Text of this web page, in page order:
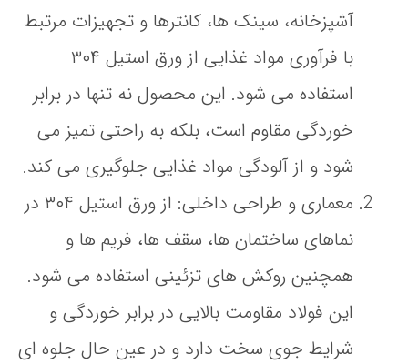
آشپزخانه، سینک‌ ها، کانترها و تجهیزات مرتبط
با فرآوری مواد غذایی از ورق استیل ۳۰۴
استفاده می‌ شود. این محصول نه تنها در برابر
خوردگی مقاوم است، بلکه به راحتی تمیز می‌
شود و از آلودگی مواد غذایی جلوگیری می‌ کند.
معماری و طراحی داخلی
: از ورق استیل ۳۰۴ در
نماهای ساختمان‌ ها، سقف‌ ها، فریم‌ ها و
همچنین روکش‌ های تزئینی استفاده می‌ شود.
این فولاد مقاومت بالایی در برابر خوردگی و
شرایط جوی سخت دارد و در عین حال جلوه‌ ای